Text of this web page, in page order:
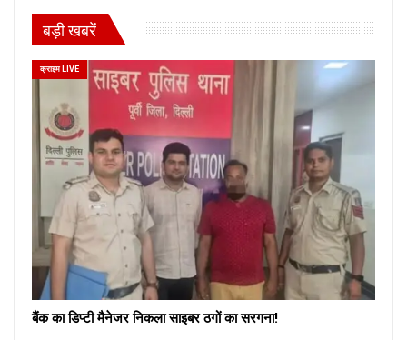
बड़ी खबरें
क्राइम LIVE
बैंक का डिप्टी मैनेजर निकला साइबर ठगों का सरगना!